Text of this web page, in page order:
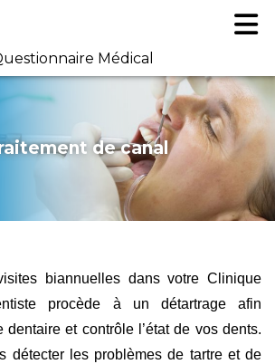
Médical
de canal
biannuelles dans votre Clinique
procède à un détartrage afin
dentaire et contrôle l’état de vos dents.
détecter les problèmes de tartre et de